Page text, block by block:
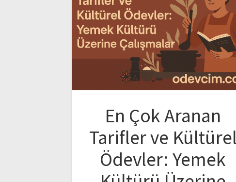
En Çok Aranan
Tarifler ve Kültürel
Ödevler: Yemek